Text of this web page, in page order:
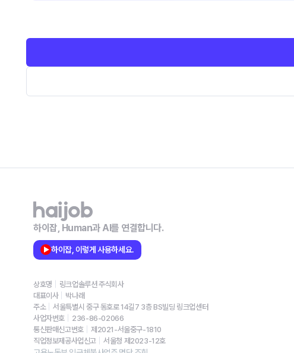
하이잡, Human과 AI를 연결합니다.
하이잡, 이렇게 사용하세요.
상호명
링크업솔루션 주식회사
대표이사
박나래
주소
서울특별시 중구 동호로 14길7 3층 BS빌딩 링크업센터
사업자번호
236-86-02066
통신판매신고번호
제2021-서울중구-1810
직업정보제공사업신고
서울청 제2023-12호